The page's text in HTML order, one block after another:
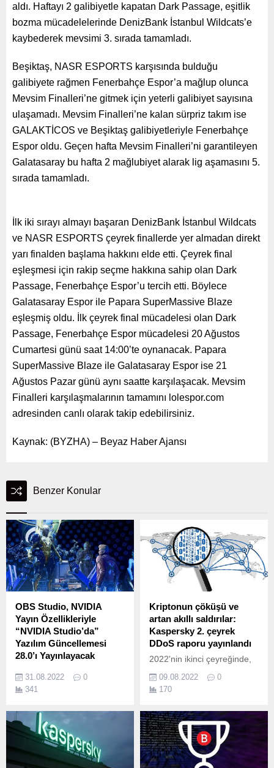
aldı. Haftayı 2 galibiyetle kapatan Dark Passage, eşitlik
bozma mücadelelerinde DenizBank İstanbul Wildcats’e
kaybederek mevsimi 3. sırada tamamladı.
Beşiktaş, NASR ESPORTS karşısında bulduğu
galibiyete rağmen Fenerbahçe Espor’a mağlup olunca
Mevsim Finalleri’ne gitmek için yeterli galibiyet sayısına
ulaşamadı. Mevsim Finalleri’ne kalan sürpriz takım ise
GALAKTİCOS ve Beşiktaş galibiyetleriyle Fenerbahçe
Espor oldu. Geçen hafta Mevsim Finalleri’ni garantileyen
Galatasaray bu hafta 2 mağlubiyet alarak lig aşamasını 5.
sırada tamamladı.
İlk iki sırayı almayı başaran DenizBank İstanbul Wildcats
ve NASR ESPORTS çeyrek finallerde yer almadan direkt
yarı finalden başlama hakkını elde etti. Çeyrek final
eşleşmesi için rakip seçme hakkına sahip olan Dark
Passage, Fenerbahçe Espor’u tercih etti. Böylece
Galatasaray Espor ile Papara SuperMassive Blaze
eşleşmiş oldu. İlk çeyrek final mücadelesi olan Dark
Passage, Fenerbahçe Espor mücadelesi 20 Ağustos
Cumartesi günü saat 14:00’te oynanacak. Papara
SuperMassive Blaze ile Galatasaray Espor ise 21
Ağustos Pazar günü aynı saatte karşılaşacak. Mevsim
Finalleri karşılaşmalarının tamamını lolespor.com
adresinden canlı olarak takip edebilirsiniz.
Kaynak: (BYZHA) – Beyaz Haber Ajansı
Benzer Konular
OBS Studio, NVIDIA
Yayın Özellikleriyle
“NVIDIA Studio’da”
Yazılım Güncellemesi
28.0’ı Yayınlayacak
WATCHHOLLIE, NVIDIA
GeForce RTX GPU
tarafından desteklenen
sırlarını paylaşıyor.
31.08.2022
0
341
Kriptonun çöküşü ve
artan akıllı saldırılar:
Kaspersky 2. çeyrek
DDoS raporu yayınlandı
2022'nin ikinci çeyreğinde,
akıllı saldırılarda ve Dağıtık
Hizmet Reddi (DDoS)
saldırılarında yeni bir
09.08.2022
0
170